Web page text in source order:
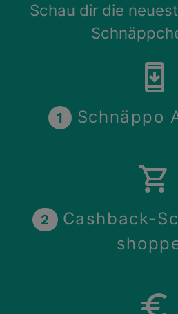
Schau dir die
security_update
1 Schnäppo
shopping_cart
2
Cashback-
euro